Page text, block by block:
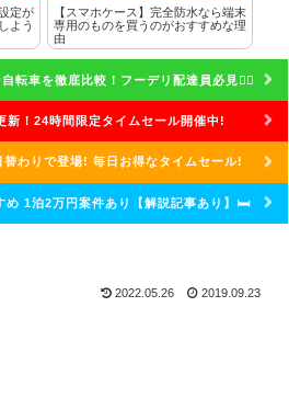
定が
よう
【スマホケース】完全防水なら端末
専用のものを買うのがおすすめな理
由
転車を徹底比較！フーデリ配達員必見🚴‍♀️
新！24時間限定タイムセール開催中!
わりで登場! 毎日お得なタイムセール!
め 1泊2万円案件あり【解説記事あり】🛏
2022.05.26 2019.09.23